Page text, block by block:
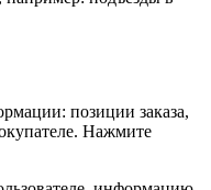
позиции заказа,
Нажмите